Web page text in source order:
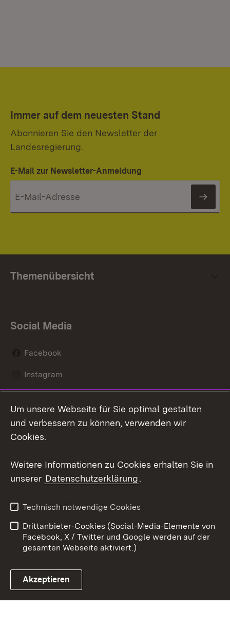
Immer auf dem neuesten Stand
Abonnieren Sie den Newsletter der
Landesregierung.
E-Mail zur Newsletter-Anmeldung
Themenübersicht
Social Media
Facebook
Instagram
Mastodon
Youtube
Link zum Landesportal
Kontakt
Datenschutz
Barrierefreiheit
Impressum Cookies
Um unsere Webseite für Sie optimal gestalten
und verbessern zu können, verwenden wir
Cookies.
Weitere Informationen zu Cookies erhalten Sie in
unserer Datenschutzerklärung.
Technisch notwendige Cookies
Drittanbieter-Cookies (Social-Media-Elemente von
Facebook, X / Twitter und Google werden auf der
gesamten Webseite aktiviert.)
Akzeptieren